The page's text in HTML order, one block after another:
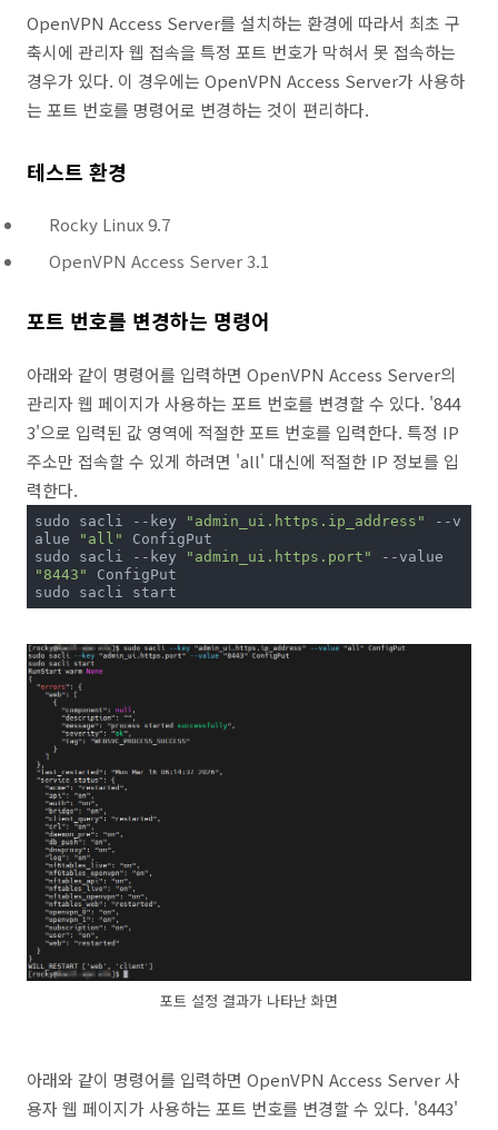
OpenVPN Access Server를 설치하는 환경에 따라서 최초 구
축시에 관리자 웹 접속을 특정 포트 번호가 막혀서 못 접속하는
경우가 있다. 이 경우에는 OpenVPN Access Server가 사용하
는 포트 번호를 명령어로 변경하는 것이 편리하다.
테스트 환경
Rocky Linux 9.7
OpenVPN Access Server 3.1
포트 번호를 변경하는 명령어
아래와 같이 명령어를 입력하면 OpenVPN Access Server의
관리자 웹 페이지가 사용하는 포트 번호를 변경할 수 있다. '844
3'으로 입력된 값 영역에 적절한 포트 번호를 입력한다. 특정 IP
주소만 접속할 수 있게 하려면 'all' 대신에 적절한 IP 정보를 입
력한다.
sudo sacli --key "admin_ui.https.ip_address" --v
alue
"all" ConfigPut
sudo sacli --key
"admin_ui.https.port"
"8443" ConfigPut
sudo sacli start
포트 설정 결과가 나타난 화면
아래와 같이 명령어를 입력하면 OpenVPN Access Server 사
용자 웹 페이지가 사용하는 포트 번호를 변경할 수 있다. '8443'